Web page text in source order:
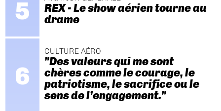
REX - Le show aérien tourne au
drame
CULTURE AÉRO
"Des valeurs qui me sont
chères comme le courage, le
patriotisme, le sacrifice ou le
sens de l’engagement."